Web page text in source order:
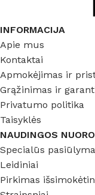
INFORMACIJA
Apie mus
Kontaktai
Apmokėjimas ir
Grąžinimas ir
Privatumo politika
Taisyklės
NAUDINGOS
Specialūs
Leidiniai
Pirkimas